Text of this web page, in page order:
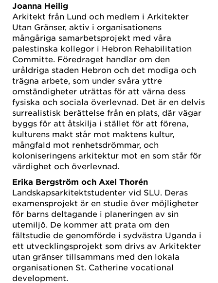
Joanna Heilig
Arkitekt från Lund och medlem i Arkitekter
Utan Gränser, aktiv i organisationens
mångåriga samarbetsprojekt med våra
palestinska kollegor i Hebron Rehabilitation
Committe. Föredraget handlar om den
uråldriga staden Hebron och det modiga och
trägna arbete, som under svåra yttre
omständigheter uträttas för att värna dess
fysiska och sociala överlevnad. Det är en delvis
surrealistisk berättelse från en plats, där vägar
byggs för att åtskilja i stället för att förena,
kulturens makt står mot maktens kultur,
mångfald mot renhetsdrömmar, och
koloniseringens arkitektur mot en som står för
värdighet och överlevnad.
Erika Bergström och Axel Thorén
Landskapsarkitektstudenter vid SLU. Deras
examensprojekt är en studie över möjligheter
för barns deltagande i planeringen av sin
utemiljö. De kommer att prata om den
fältstudie de genomförde i sydvästra Uganda i
ett utvecklingsprojekt som drivs av Arkitekter
utan gränser tillsammans med den lokala
organisationen St. Catherine vocational
development.